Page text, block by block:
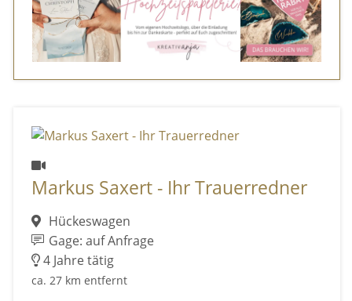
Markus Saxert - Ihr Trauerredner
Hückeswagen
Gage: auf Anfrage
4 Jahre tätig
ca. 27 km entfernt